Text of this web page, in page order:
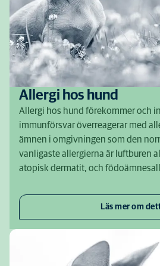
Allergi hos hund
Allergi hos hund förekommer och
immunförsvar överreagerar med
ämnen i omgivningen som den
vanligaste allergierna är luftburen
atopisk dermatit, och
Läs mer om